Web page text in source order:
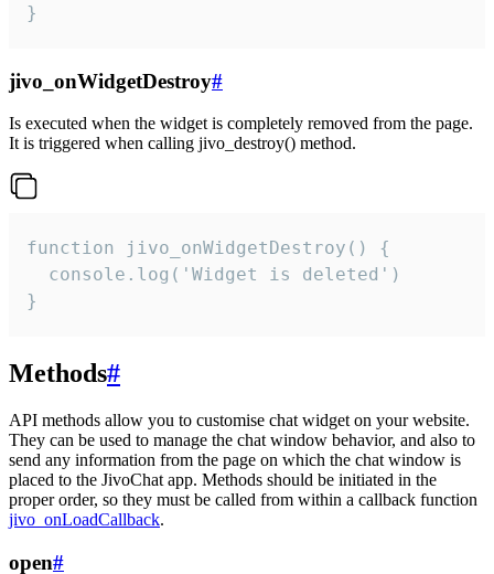
}
jivo_onWidgetDestroy#
Is executed when the widget is completely removed from the page.
It is triggered when calling jivo_destroy() method.
function jivo_onWidgetDestroy() {
  console.log('Widget is deleted')
}
Methods#
API methods allow you to customise chat widget on your website.
They can be used to manage the chat window behavior, and also to
send any information from the page on which the chat window is
placed to the JivoChat app. Methods should be initiated in the
proper order, so they must be called from within a callback function
jivo_onLoadCallback.
open#